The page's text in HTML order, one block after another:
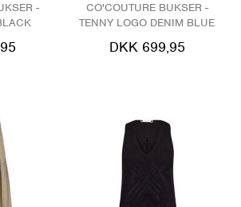
-
CO'COUTURE BUKSER -
TENNY LOGO DENIM BLUE
DKK 699,95